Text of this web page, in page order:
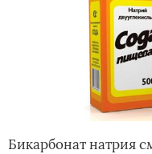
Бикарбонат натрия